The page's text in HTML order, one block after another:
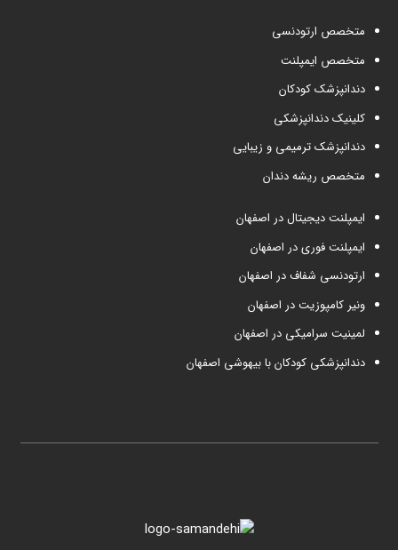
متخصص ارتودنسی
متخصص ایمپلنت
دندانپزشک کودکان
کلینیک دندانپزشکی
دندانپزشک ترمیمی و زیبایی
متخصص ریشه دندان
ایمپلنت دیجیتال در اصفهان
ایمپلنت فوری در اصفهان
ارتودنسی شفاف در اصفهان
ونیر کامپوزیت در اصفهان
لمینیت سرامیکی در اصفهان
دندانپزشکی کودکان با بیهوشی اصفهان